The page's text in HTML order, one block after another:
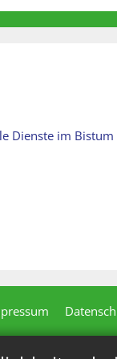
Dienste im Bistum